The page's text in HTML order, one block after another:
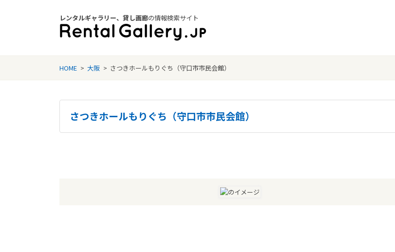
レンタルギャラリー、貸し画廊の情報検索サイト
HOME > 大阪 > さつきホールもりぐち（守口市市民会館）
さつきホールもりぐち（守口市市民会館）